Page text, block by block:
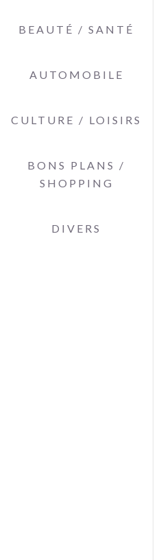
BEAUTÉ / SANTÉ
AUTOMOBILE
CULTURE / LOISIRS
BONS PLANS /
SHOPPING
DIVERS